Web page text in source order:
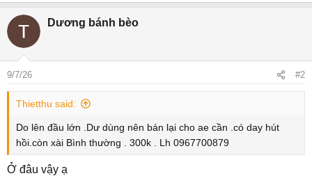
e
a
t
o
n
Dương bánh bèo
9/7/26 #2
Thietthu said:
Do lên đầu lớn .Dư dùng nên bán lại cho ae cần .có day hút
hồi.còn xài Bình thường . 300k . Lh 0967700879
Ở đâu vậy ạ